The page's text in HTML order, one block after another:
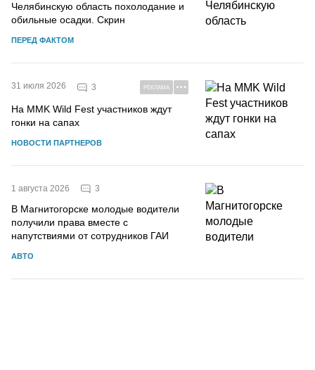
Челябинскую область похолодание и
обильные осадки. Скрин
ПЕРЕД ФАКТОМ
31 июля 2026 3 РЕКЛАМА
На MMK Wild Fest участников ждут
гонки на сапах
НОВОСТИ ПАРТНЕРОВ
1 августа 2026 3
В Магнитогорске молодые водители
получили права вместе с
напутствиями от сотрудников ГАИ
АВТО